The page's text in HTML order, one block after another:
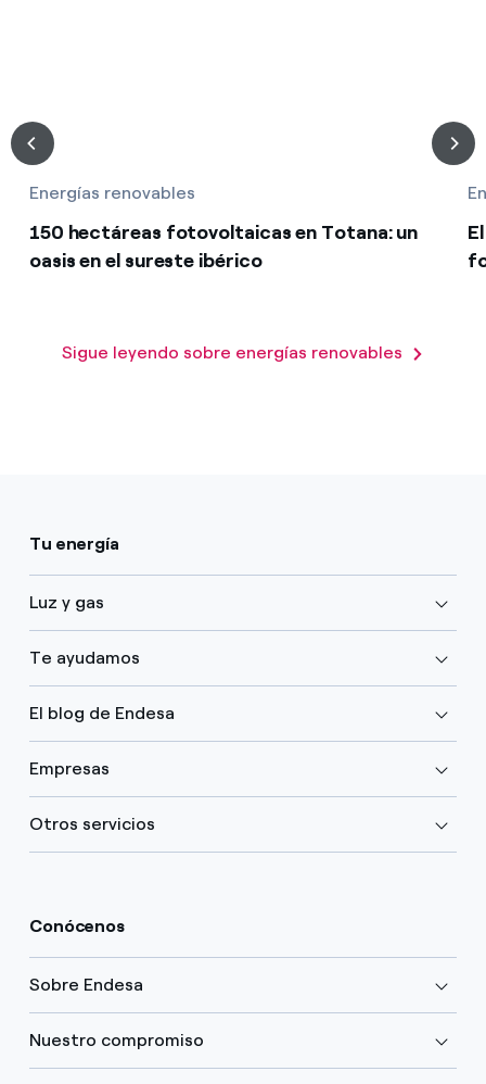
compañía?
Ofertas para autónomos y Pymes
¿Gestionas varias comunidades de propietarios?
Te ayudamos
Compromiso
Blog
Energías renovables
150 hectáreas fotovoltaicas en Totana: un
oasis en el sureste ibérico
Sigue leyendo sobre energías renovables
Tu energía
Luz y gas
Te ayudamos
El blog de Endesa
Empresas
Otros servicios
Conócenos
Sobre Endesa
Nuestro compromiso